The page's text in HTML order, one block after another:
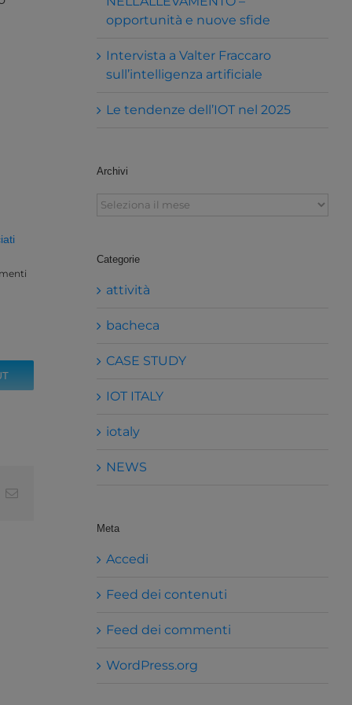
Email
opportunità e nuove sfide
Intervista a Valter Fraccaro
sull’intelligenza artificiale
Le tendenze dell’IOT nel 2025
Archivi
Archivi
Categorie
attività
bacheca
CASE STUDY
IOT ITALY
iotaly
NEWS
Meta
Accedi
Feed dei contenuti
Feed dei commenti
WordPress.org